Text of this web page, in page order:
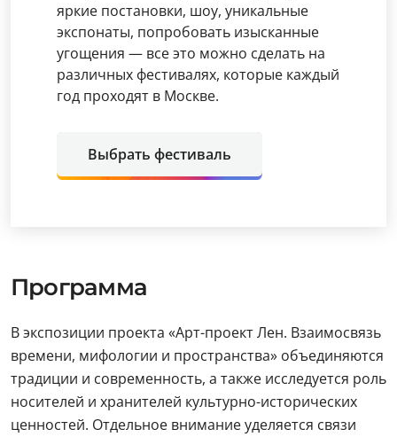
яркие постановки, шоу, уникальные
экспонаты, попробовать изысканные
угощения — все это можно сделать на
различных фестивалях, которые каждый
год проходят в Москве.
Выбрать фестиваль
Программа
В экспозиции проекта «Арт-проект Лен. Взаимосвязь
времени, мифологии и пространства» объединяются
традиции и современность, а также исследуется роль
носителей и хранителей культурно-исторических
ценностей. Отдельное внимание уделяется связи